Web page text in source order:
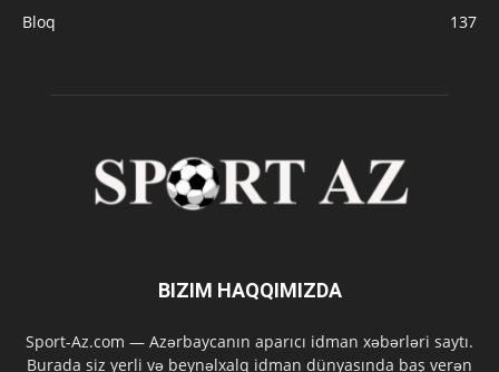
Bloq
137
BIZIM HAQQIMIZDA
Sport-Az.com — Azərbaycanın aparıcı idman xəbərləri saytı.
Burada siz yerli və beynəlxalq idman dünyasında baş verən